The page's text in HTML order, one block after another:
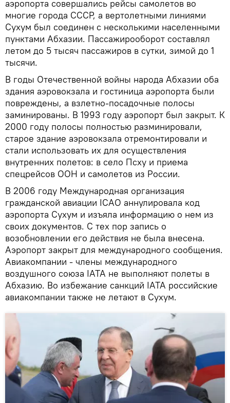
аэропорта совершались рейсы самолетов во
многие города СССР, а вертолетными линиями
Сухум был соединен с несколькими населенными
пунктами Абхазии. Пассажирооборот составлял
летом до 5 тысяч пассажиров в сутки, зимой до 1
тысячи.
В годы Отечественной войны народа Абхазии оба
здания аэровокзала и гостиница аэропорта были
повреждены, а взлетно-посадочные полосы
заминированы. В 1993 году аэропорт был закрыт. К
2000 году полосы полностью разминировали,
старое здание аэровокзала отремонтировали и
стали использовать их для осуществления
внутренних полетов: в село Псху и приема
спецрейсов ООН и самолетов из России.
В 2006 году Международная организация
гражданской авиации ICAO аннулировала код
аэропорта Сухум и изъяла информацию о нем из
своих документов. С тех пор запись о
возобновлении его действия не была внесена.
Аэропорт закрыт для международного сообщения.
Авиакомпании - члены международного
воздушного союза IATA не выполняют полеты в
Абхазию. Во избежание санкций IATA российские
авиакомпании также не летают в Сухум.